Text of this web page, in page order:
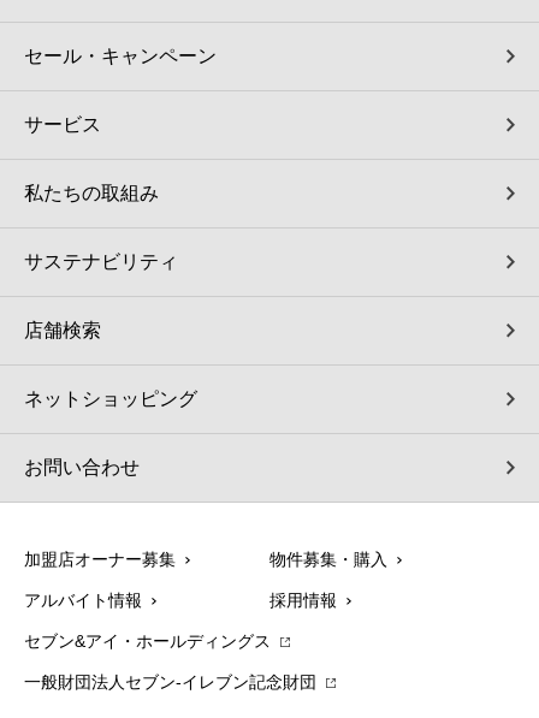
セール・キャンペーン
サービス
私たちの取組み
サステナビリティ
店舗検索
ネットショッピング
お問い合わせ
加盟店オーナー募集 物件募集・購入
アルバイト情報 採用情報
セブン&アイ・ホールディングス
一般財団法人セブン-イレブン記念財団